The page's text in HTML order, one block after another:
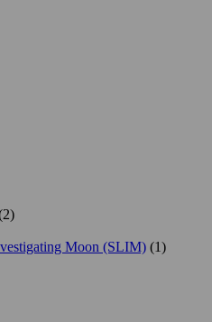
Moon (SLIM) (1)